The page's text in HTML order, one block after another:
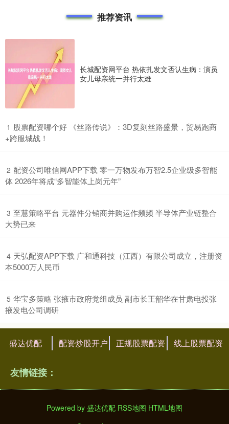
推荐资讯
长城配资网平台 热依扎发文否认生病：演员
女儿母亲统一并行太难
1 ​股票配资哪个好 《丝路传说》：3D复刻丝路盛景，贸易跑商
+跨服城战！
2 ​配资公司唯信网APP下载 零一万物发布万智2.5企业级多智能
体 2026年将成“多智能体上岗元年”
3 ​至慧策略平台 元器件分销商并购运作频频 半导体产业链整合
大势已来
4 ​天弘配资APP下载 广和通科技（江西）有限公司成立，注册资
本5000万人民币
5 ​华宝多策略 张掖市政府党组成员 副市长王韶华在甘肃电投张
掖发电公司调研
盛达优配 配资炒股开户 正规股票配资 线上股票配资
友情链接：
Powered by 盛达优配 RSS地图 HTML地图